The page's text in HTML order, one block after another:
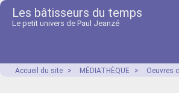
Les bâtisseurs du temps
Le petit univers de Paul Jeanzé
Accueil du site > MÉDIATHÈQUE > Oeuvres